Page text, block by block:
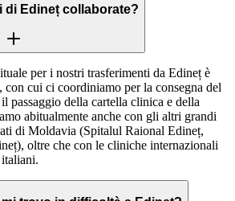
di Edineț collaborate?
per i nostri trasferimenti da Edineț è
cui ci coordiniamo per la consegna del
passaggio della cartella clinica e della
abitualmente anche con gli altri grandi
di Moldavia (Spitalul Raional Edineț,
oltre che con le cliniche internazionali